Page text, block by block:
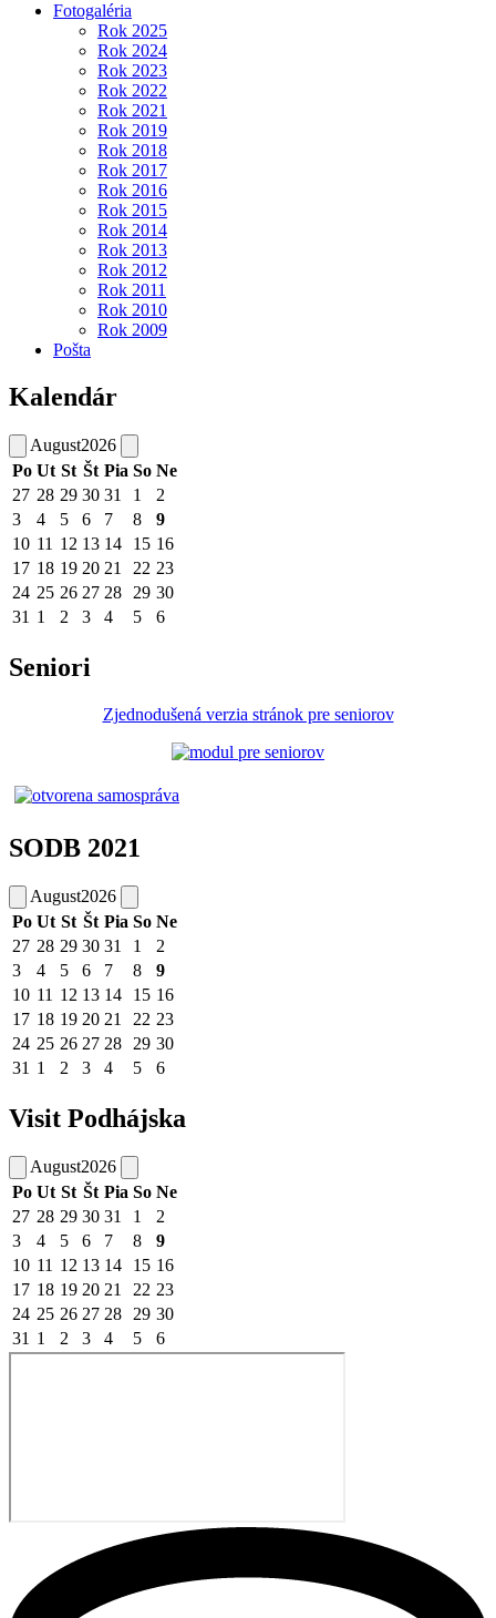
Fotogaléria
Rok 2025
Rok 2024
Rok 2023
Rok 2022
Rok 2021
Rok 2019
Rok 2018
Rok 2017
Rok 2016
Rok 2015
Rok 2014
Rok 2013
Rok 2012
Rok 2011
Rok 2010
Rok 2009
Pošta
Kalendár
August2026
Po Ut St Št Pia So Ne
27 28 29 30 31 1
2
3
4 5 6 7 8
9
10 11 12 13 14 15 16
17 18 19 20 21 22 23
24 25 26 27 28 29 30
31 1 2 3 4 5 6
Seniori
Zjednodušená verzia stránok pre seniorov
SODB 2021
August2026
Po Ut St Št Pia So Ne
27 28 29 30 31 1
2
3
4 5 6 7 8
9
10 11 12 13 14 15 16
17 18 19 20 21 22 23
24 25 26 27 28 29 30
31 1 2 3 4 5 6
Visit Podhájska
August2026
Po Ut St Št Pia So Ne
27 28 29 30 31 1
2
3
4 5 6 7 8
9
10 11 12 13 14 15 16
17 18 19 20 21 22 23
24 25 26 27 28 29 30
31 1 2 3 4 5 6